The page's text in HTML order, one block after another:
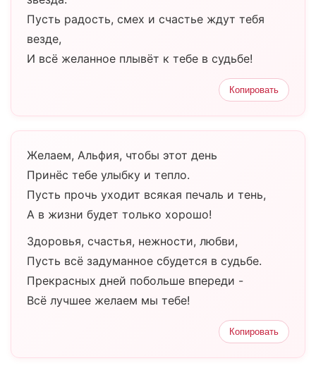
Пусть радость, смех и счастье ждут тебя
везде,
И всё желанное плывёт к тебе в судьбе!
Копировать
Желаем, Альфия, чтобы этот день
Принёс тебе улыбку и тепло.
Пусть прочь уходит всякая печаль и тень,
А в жизни будет только хорошо!
Здоровья, счастья, нежности, любви,
Пусть всё задуманное сбудется в судьбе.
Прекрасных дней побольше впереди -
Всё лучшее желаем мы тебе!
Копировать